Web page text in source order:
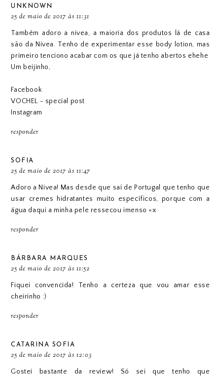
UNKNOWN
25 de maio de 2017 às 11:31
Também adoro a nivea, a maioria dos produtos lá de casa
são da Nivea. Tenho de experimentar esse body lotion, mas
primeiro tenciono acabar com os que já tenho abertos ehehe
Um beijinho,
Facebook
VOCHEL - special post
Instagram
responder
SOFIA
25 de maio de 2017 às 11:47
Adoro a Nivea! Mas desde que saí de Portugal que tenho que
usar cremes hidratantes muito específicos, porque com a
água daqui a minha pele ressecou imenso =x
responder
BÁRBARA MARQUES
25 de maio de 2017 às 11:52
Fiquei convencida! Tenho a certeza que vou amar esse
cheirinho :)
responder
CATARINA SOFIA
25 de maio de 2017 às 12:03
Gostei bastante da review! Só sei que tenho que